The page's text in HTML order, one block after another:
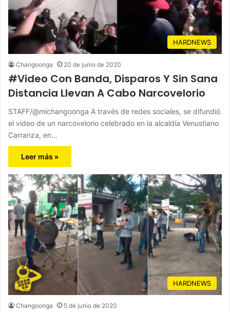
HARDNEWS
Changoonga 20 de junio de 2020
#Video Con Banda, Disparos Y Sin Sana
Distancia Llevan A Cabo Narcovelorio
STAFF/@michangoonga A través de redes sociales, se difundió
el video de un narcovelorio celebrado en la alcaldía Venustiano
Carranza, en…
Leer más »
HARDNEWS
Changoonga 5 de junio de 2020